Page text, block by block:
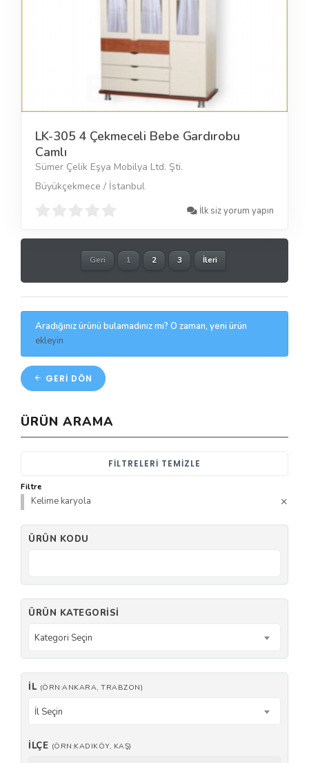
LK-305 4 Çekmeceli Bebe Gardırobu
Camlı
Sümer Çelik Eşya Mobilya Ltd. Şti.
Büyükçekmece / İstanbul
İlk siz yorum yapın
Geri 1 2 3 İleri
Aradığınız ürünü bulamadınız mı? O zaman, yeni ürün
ekleyin
GERI DÖN
ÜRÜN ARAMA
FILTRELERI TEMIZLE
Filtre
Kelime karyola
ÜRÜN KODU
ÜRÜN KATEGORISI
Kategori Seçin
İL (ÖRN:ANKARA, TRABZON)
İl Seçin
İLÇE (ÖRN:KADIKÖY, KAŞ)